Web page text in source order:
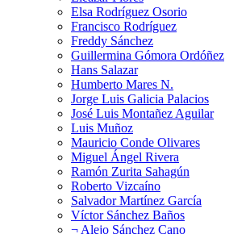
Elsa Rodríguez Osorio
Francisco Rodríguez
Freddy Sánchez
Guillermina Gómora Ordóñez
Hans Salazar
Humberto Mares N.
Jorge Luis Galicia Palacios
José Luis Montañez Aguilar
Luis Muñoz
Mauricio Conde Olivares
Miguel Ángel Rivera
Ramón Zurita Sahagún
Roberto Vizcaíno
Salvador Martínez García
Víctor Sánchez Baños
¬ Alejo Sánchez Cano